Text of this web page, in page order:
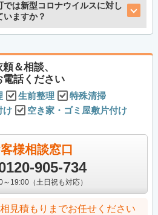
は新型コロナウイルスに対し
いますか？
＆相談、
電話ください
生前整理
特殊清掃
け
空き家・ゴミ屋敷片付け
様相談窓口
905-734
19:00（土日祝も対応）
見積もりまでお任せください